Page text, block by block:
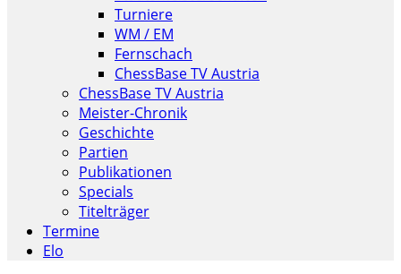
Turniere
WM / EM
Fernschach
ChessBase TV Austria
ChessBase TV Austria
Meister-Chronik
Geschichte
Partien
Publikationen
Specials
Titelträger
Termine
Elo